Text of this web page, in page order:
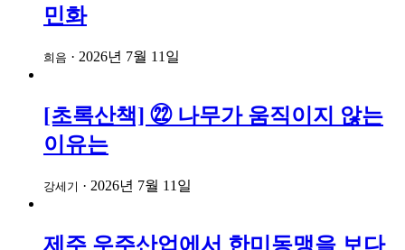
민화
희음 · 2026년 7월 11일
[초록산책] ㉒ 나무가 움직이지 않는
이유는
강세기 · 2026년 7월 11일
제주 우주산업에서 한미동맹을 보다